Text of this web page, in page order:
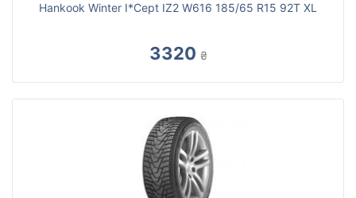
Hankook Winter I*Cept IZ2 W616 185/65 R15 92T XL
3320 ₴